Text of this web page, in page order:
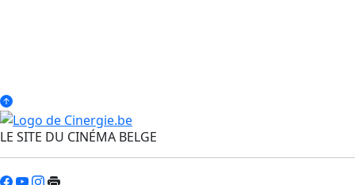
LE SITE DU CINÉMA BELGE